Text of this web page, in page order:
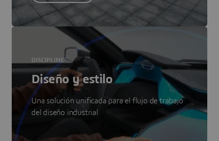
DISCIPLINE
Diseño y estilo
Una solución unificada para el flujo de trabajo
del diseño industrial